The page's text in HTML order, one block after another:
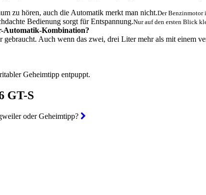
Der Benzinmotor
Nur auf den ersten Blick
Automatik-Kombination?
Auch wenn das zwei, drei Liter mehr als mit einem
Geheimtipp entpuppt.
GT-S